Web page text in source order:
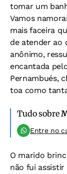
tomar um
Vamos
mais faceira
de atender ao
anônimo,
encantada
Pernambués,
toa como
Tudo sobre
Entre no
O marido
não fui assistir